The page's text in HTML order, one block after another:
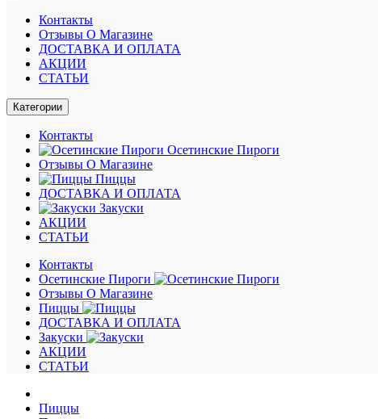
Контакты
Отзывы О Магазине
ДОСТАВКА И ОПЛАТА
АКЦИИ
СТАТЬИ
Категории
Контакты
Осетинские Пироги
Отзывы О Магазине
Пиццы
ДОСТАВКА И ОПЛАТА
Закуски
АКЦИИ
СТАТЬИ
Контакты
Осетинские Пироги
Отзывы О Магазине
Пиццы
ДОСТАВКА И ОПЛАТА
Закуски
АКЦИИ
СТАТЬИ
Пиццы